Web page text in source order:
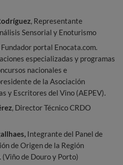
, Representante
Sensorial y Enoturismo
Fundador portal Enocata.com.
especializadas y programas
nacionales e
de la Asociación
y Escritores del Vino (AEPEV).
, Director Técnico CRDO
Integrante del Panel de
de Origen de la Región
de Douro y Porto)